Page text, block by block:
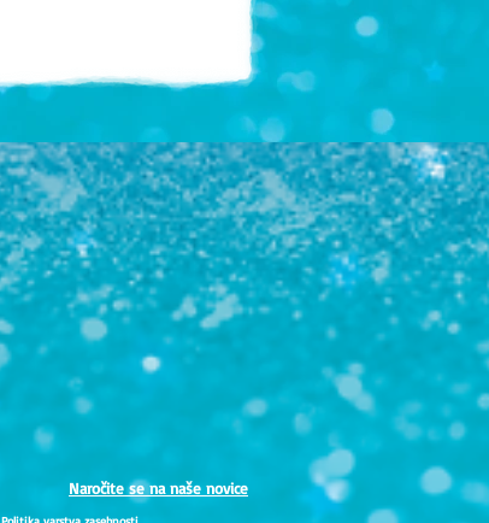
Naročite se na naše novice